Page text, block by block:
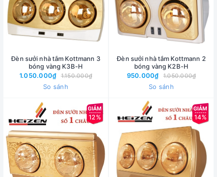
Đèn sưởi nhà tắm Kottmann 3
bóng vàng K3B-H
1.050.000₫
1.150.000₫
So sánh
Đèn sưởi nhà tắm Kottmann 2
bóng vàng K2B-H
950.000₫
1.050.000₫
So sánh
12% 14%